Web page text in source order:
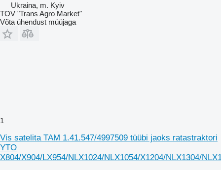
Ukraina, m. Kyiv
TOV "Trans Agro Market"
Võta ühendust müüjaga
1
Vis satelita TAM 1.41.547/4997509 tüübi jaoks ratastraktori
YTO
X804/X904/LX954/NLX1024/NLX1054/X1204/NLX1304/